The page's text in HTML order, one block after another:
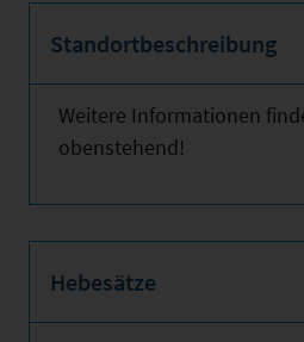
Standortbeschreibung
Weitere Informationen
obenstehend!
Hebesätze